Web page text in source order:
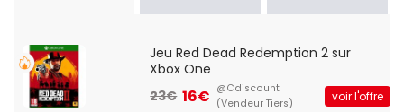
Jeu Red Dead Redemption 2 sur
Xbox One
23€ 16€ @Cdiscount
(Vendeur Tiers)
voir l'offre